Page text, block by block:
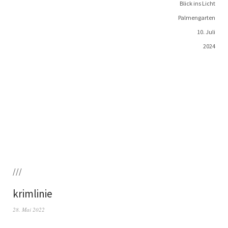
Blick ins Licht
Palmengarten
10. Juli
2024
///
krimlinie
28. Mai 2022